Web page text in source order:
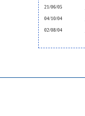
21/06/05
04/10/04
02/08/04